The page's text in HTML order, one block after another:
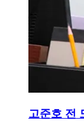
고준호 전